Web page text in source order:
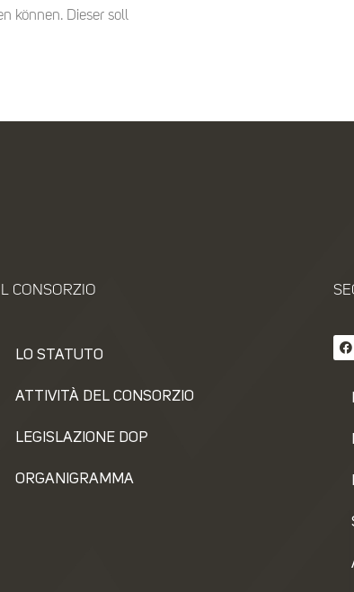
können. Dieser soll
IL CONSORZIO
LO STATUTO
ATTIVITÀ DEL CONSORZIO
LEGISLAZIONE DOP
ORGANIGRAMMA